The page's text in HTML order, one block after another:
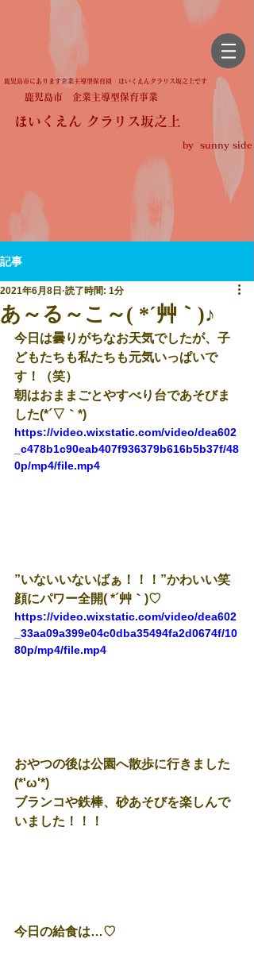
鹿児島市にあります企業主導型保育園 ほいくえんクラリス坂之上です
鹿児島市 企業主導型保育事業
ほいくえん クラリス坂之上
by sunny side
記事
あ～る～こ～( *´艸｀)♪
2021年6月8日 読了時間: 1分
今日は曇りがちなお天気でしたが、子
どもたちも私たちも元気いっぱいで
す！（笑）
朝はおままごとやすべり台であそびま
した(*´▽｀*)
https://video.wixstatic.com/video/dea602
_c478b1c90eab407f936379b616b5b37f/48
0p/mp4/file.mp4
”いないいないばぁ！！！”かわいい笑
顔にパワー全開( *´艸｀)♡
https://video.wixstatic.com/video/dea602
_33aa09a399e04c0dba35494fa2d0674f/10
80p/mp4/file.mp4
おやつの後は公園へ散歩に行きました
(*'ω'*)
ブランコや鉄棒、砂あそびを楽しんで
いました！！！
今日の給食は…♡